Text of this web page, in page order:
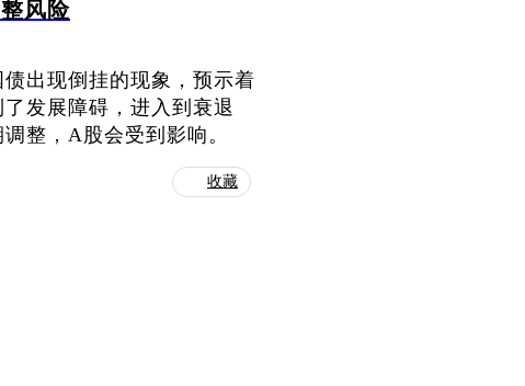
风险
出现倒挂的现象，预示着
发展障碍，进入到衰退
整，A股会受到影响。
收藏